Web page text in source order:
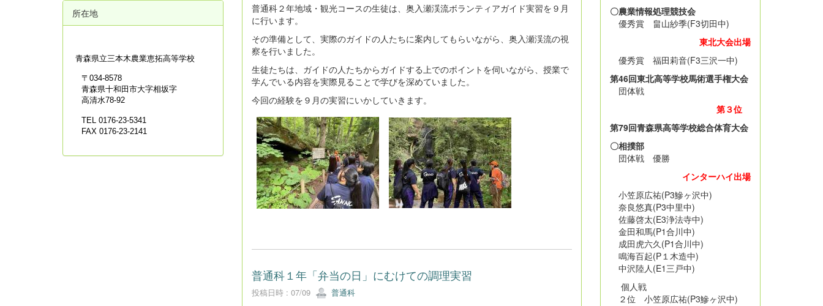
普通科２年地域・観光コースの生徒は、奥入瀬渓流ボランティアガイド実習を９月
に行います。
その準備として、実際のガイドの人たちに案内してもらいながら、奥入瀬渓流の視
察を行いました。
生徒たちは、ガイドの人たちからガイドする上でのポイントを伺いながら、授業で
学んでいる内容を実際見ることで学びを深めていました。
今回の経験を９月の実習にいかしていきます。
普通科１年「弁当の日」にむけての調理実習
投稿日時 : 07/09 普通科
所在地
青森県立三本木農業恵拓高等学校
〒034-8578
青森県十和田市大字相坂字
高清水78-92
TEL 0176-23-5341
FAX 0176-23-2141
〇農業情報処理競技会
優秀賞 畠山紗季(F3切田中)
東北大会出場
優秀賞 福田莉音(F3三沢一中)
第46回東北高等学校馬術選手権大会
団体戦
第３位
第79回青森県高等学校総合体育大会
〇相撲部
団体戦 優勝
インターハイ出場
小笠原広祐(P3鰺ヶ沢中)
奈良悠真(P3中里中)
佐藤啓太(E3浄法寺中)
金田和馬(P1合川中)
成田虎六久(P1合川中)
鳴海百起(P１木造中)
中沢陸人(E1三戸中)
個人戦
２位 小笠原広祐(P3鰺ヶ沢中)